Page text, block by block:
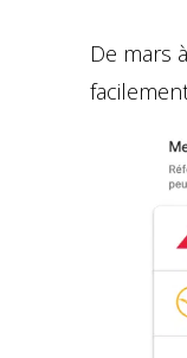
De mars